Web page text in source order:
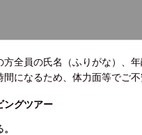
全員の氏名（ふりがな）、
になるため、体力面等でご
ングツアー